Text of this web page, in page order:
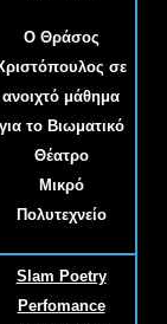
Ο Θράσος
σε
ανοιχτό μάθημα
για το Βιωματικό
Θέατρο
Μικρό
Πολυτεχνείο
Slam Poetry
Perfomance